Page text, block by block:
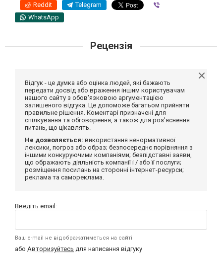
Reddit Telegram
WhatsApp
Рецензія
Відгук - це думка або оцінка людей, які бажають
передати досвід або враження іншим користувачам
нашого сайту з обов'язковою аргументацією
залишеного відгука. Це допоможе багатьом прийняти
правильне рішення. Коментарі призначені для
спілкування та обговорення, а також для роз'яснення
питань, що цікавлять.
Не дозволяється: використання ненормативної
лексики, погроз або образ; безпосереднє порівняння з
іншими конкуруючими компаніями; безпідставні заяви,
що ображають діяльність компанії і / або її послуги;
розміщення посилань на сторонні інтернет-ресурси;
реклама та самореклама.
Введіть email:
Ваш e-mail не відображатиметься на сайті
або Авторизуйтесь для написання відгуку